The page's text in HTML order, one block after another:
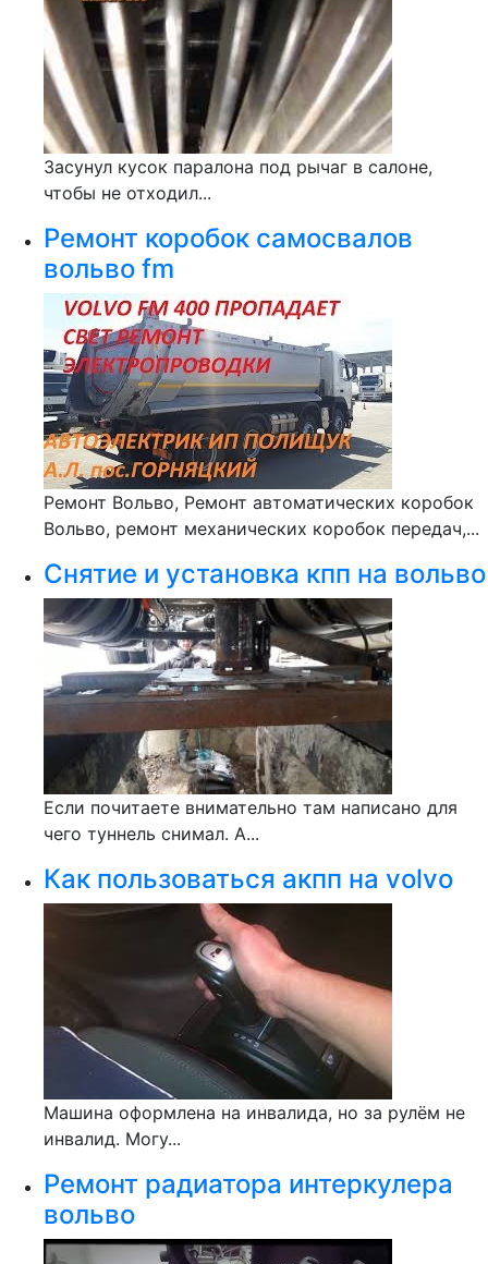
Засунул кусок паралона под рычаг в салоне,
чтобы не отходил...
Ремонт коробок самосвалов
вольво fm
Ремонт Вольво, Ремонт автоматических коробок
Вольво, ремонт механических коробок передач,...
Снятие и установка кпп на вольво
Если почитаете внимательно там написано для
чего туннель снимал. А...
Как пользоваться акпп на volvo
Машина оформлена на инвалида, но за рулём не
инвалид. Могу...
Ремонт радиатора интеркулера
вольво